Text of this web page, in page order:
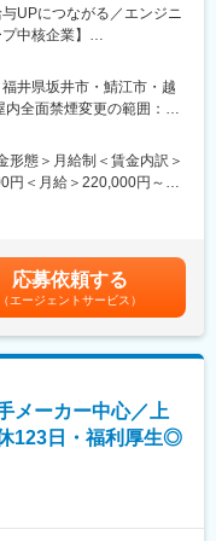
や勉強が可能
デミー制度で取得した単
としての未来がある：
会社の都合で挑戦できな
おり、キャリアアドバイ
だからこその取り組みで
アチェンジを支援する制
ャリアを形成し、貴方の
UPにつながる／エンジニ
中核企業】
て設備メンテナンスや製
事士のご経験を活かして
や経験衣応じてプロジェ
迎しております。
躍されているメンバーが
おります。約半数の方が
ます。
井県坂井市・鯖江市・越
全面禁煙変更の範囲：本
形態＞月給制＜賃金内訳＞
円＜月給＞220,000円～
550～570万円20年目 年
す。賃金はあくまでも目
可能性があります。月給
応募依頼する
（エージェントサービス）
メーカー中心／上
123日・福利厚生◎